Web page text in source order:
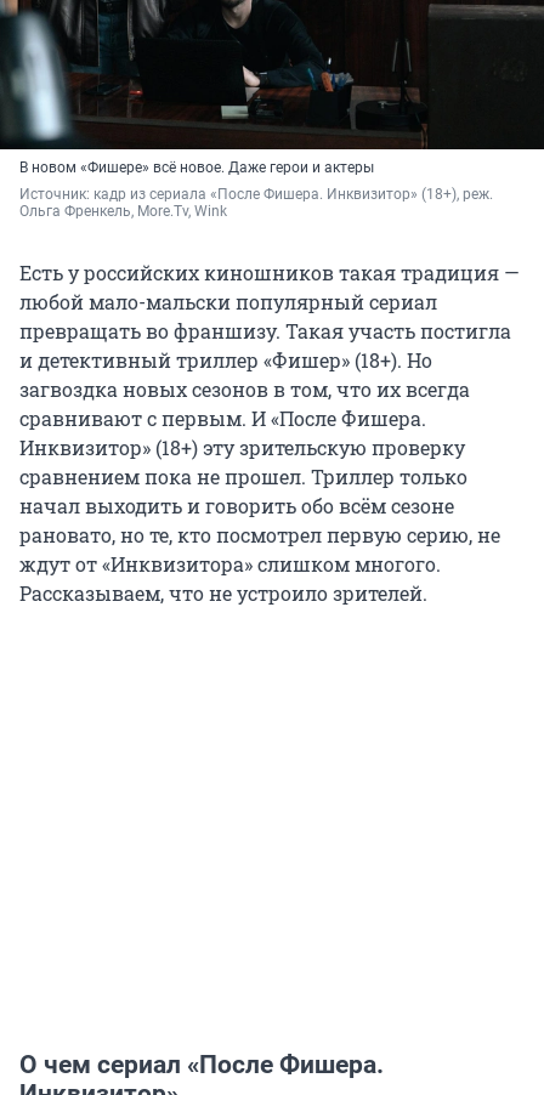
В новом «Фишере» всё новое. Даже герои и актеры
Источник: кадр из сериала «После Фишера. Инквизитор» (18+), реж.
Ольга Френкель, More.Tv, Wink
Есть у российских киношников такая традиция —
любой мало-мальски популярный сериал
превращать во франшизу. Такая участь постигла
и детективный триллер «Фишер» (18+). Но
загвоздка новых сезонов в том, что их всегда
сравнивают с первым. И «После Фишера.
Инквизитор» (18+) эту зрительскую проверку
сравнением пока не прошел. Триллер только
начал выходить и говорить обо всём сезоне
рановато, но те, кто посмотрел первую серию, не
ждут от «Инквизитора» слишком многого.
Рассказываем, что не устроило зрителей.
О чем сериал «После Фишера.